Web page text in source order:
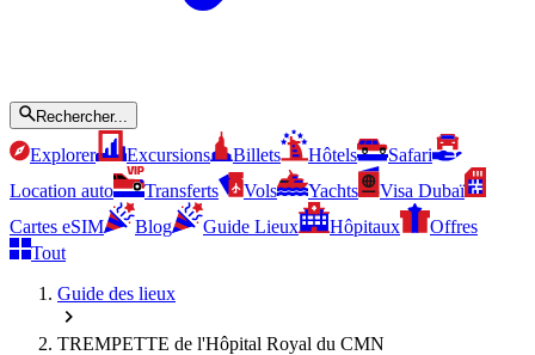
Rechercher...
Explorer Excursions Billets Hôtels
Safari
Location auto
Transferts Vols Yachts
Visa Dubaï
Cartes eSIM
Blog Guide Lieux Hôpitaux
Offres
Tout
Guide des lieux
TREMPETTE de l'Hôpital Royal du CMN